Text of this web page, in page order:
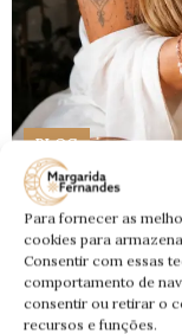
Para fornecer as
cookies para
Consentir com essas
comportamento de
consentir ou retirar o
recursos e funções.
BLOG
Ritual da
Junho